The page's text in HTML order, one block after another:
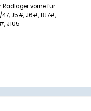
Radlager vorne für
J5#, J6#, BJ7#,
J105